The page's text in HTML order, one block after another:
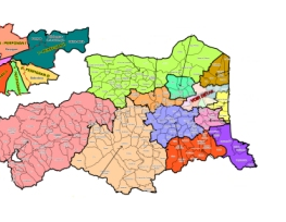
de vraies perspectives de carrière et
reprise d’entreprise. Mais le regard de la
sur ces formations reste parfois
— et ça, franchement, c’est être
de la réalité. Choisir un CAP de
ou de carrossier, c’est choisir un métier,
faire, une indépendance possible. Ce
un choix par défaut. C’est souvent un
passion. Et là, Cécile Hernandez nous
belle leçon : la passion et